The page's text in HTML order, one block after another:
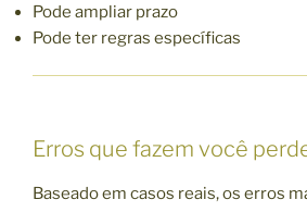
Pode ampliar prazo
Pode ter regras específicas
Erros que fazem você
Baseado em casos reais, os erros